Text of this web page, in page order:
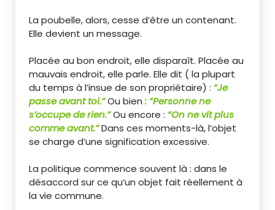
La poubelle, alors, cesse d’être un contenant.
Elle devient un message.
Placée au bon endroit, elle disparaît. Placée au
mauvais endroit, elle parle. Elle dit ( la plupart
du temps à l’insue de son propriétaire) : “Je
passe avant toi.”Ou bien : “Personne ne
s’occupe de rien.”Ou encore : “On ne vit plus
comme avant.”Dans ces moments-là, l’objet
se charge d’une signification excessive.
La politique commence souvent là : dans le
désaccord sur ce qu’un objet fait réellement à
la vie commune.